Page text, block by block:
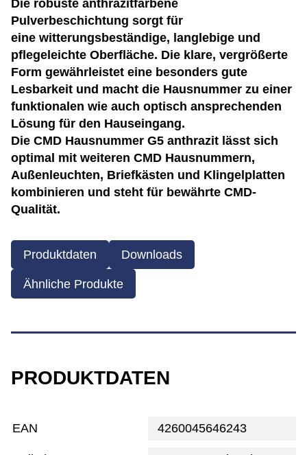
Die robuste anthrazitfarbene
Pulverbeschichtung sorgt für
eine witterungsbeständige, langlebige und
pflegeleichte Oberfläche. Die klare, vergrößerte
Form gewährleistet eine besonders gute
Lesbarkeit und macht die Hausnummer zu einer
funktionalen wie auch optisch ansprechenden
Lösung für den Hauseingang.
Die CMD Hausnummer G5 anthrazit lässt sich
optimal mit weiteren CMD Hausnummern,
Außenleuchten, Briefkästen und Klingelplatten
kombinieren und steht für bewährte CMD-
Qualität.
Produktdaten Downloads
Ähnliche Produkte
PRODUKTDATEN
EAN 4260045646243